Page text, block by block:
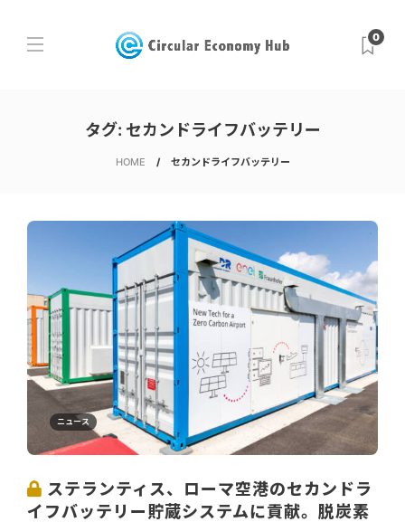
0
タグ: セカンドライフバッテリー
HOME セカンドライフバッテリー
ニュース
ステランティス、ローマ空港のセカンドラ
イフバッテリー貯蔵システムに貢献。脱炭素